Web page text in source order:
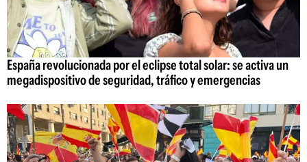
España revolucionada por el eclipse total solar: se activa un
megadispositivo de seguridad, tráfico y emergencias